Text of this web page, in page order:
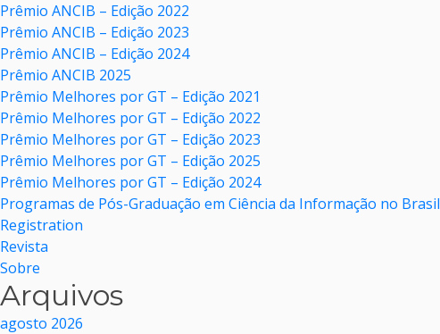
Prêmio ANCIB – Edição 2022
Prêmio ANCIB – Edição 2023
Prêmio ANCIB – Edição 2024
Prêmio ANCIB 2025
Prêmio Melhores por GT – Edição 2021
Prêmio Melhores por GT – Edição 2022
Prêmio Melhores por GT – Edição 2023
Prêmio Melhores por GT – Edição 2025
Prêmio Melhores por GT – Edição 2024
Programas de Pós-Graduação em Ciência da Informação no Brasil
Registration
Revista
Sobre
Arquivos
agosto 2026